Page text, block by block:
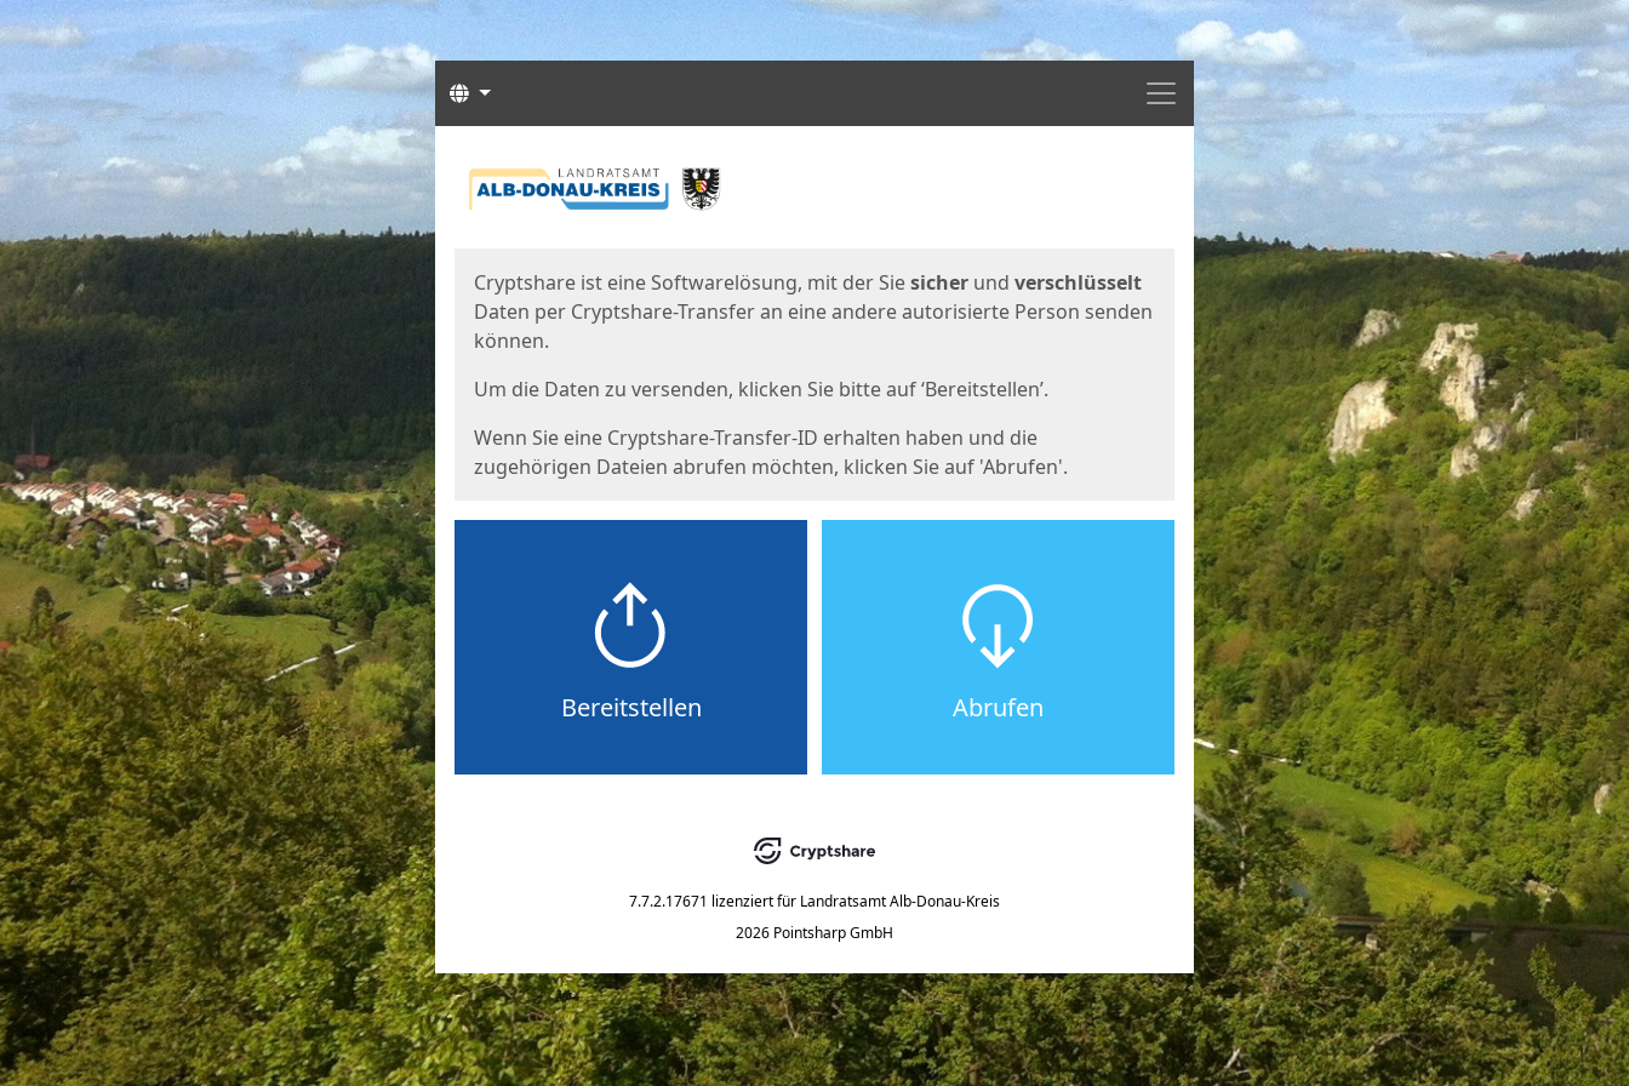
Menü
Sprachen
Cryptshare ist eine Softwarelösung, mit der Siesicher und verschlüsselt
Daten per Cryptshare-Transfer an eine andere autorisierte Person senden
können.
Um die Daten zu versenden, klicken Sie bitte auf ‘Bereitstellen’.
Wenn Sie eine Cryptshare-Transfer-ID erhalten haben und die
zugehörigen Dateien abrufen möchten, klicken Sie auf 'Abrufen'.
Bereitstellen Abrufen
7.7.2.17671 lizenziert für Landratsamt Alb-Donau-Kreis
2026 Pointsharp GmbH